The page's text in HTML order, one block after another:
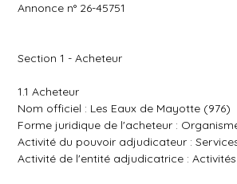
Annonce n° 26-45751
Section 1 - Acheteur
1.1 Acheteur
Nom officiel : Les Eaux de Mayotte (976)
Forme juridique de l'acheteur :
Activité du pouvoir adjudicateur :
Activité de l'entité adjudicatrice :